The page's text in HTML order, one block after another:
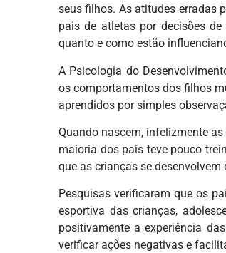
seus filhos. As atitudes erradas
pais de atletas por decisões
quanto e como estão
A Psicologia do
os comportamentos dos filhos
aprendidos por simples
Quando nascem, infelizmente
maioria dos pais teve pouco
que as crianças se
Pesquisas verificaram que os
esportiva das crianças,
positivamente a experiência
verificar ações negativas e